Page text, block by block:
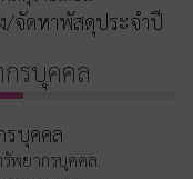
/จัดหาพัสดุประจำปี
รบุคคล
บุคคล
พยากรบุคคล